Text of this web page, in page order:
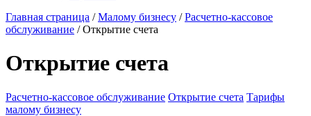
Главная страница /Малому бизнесу /Расчетно-кассовое
обслуживание /Открытие счета
Открытие счета
Расчетно-кассовое обслуживание Открытие счета Тарифы
малому бизнесу